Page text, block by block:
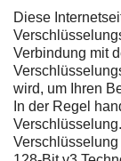
Diese
Verbindung mit
wird, um Ihren
In der Regel